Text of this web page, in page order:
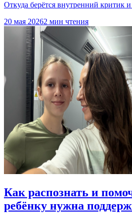
Откуда берётся внутренний критик
20 мая 20262 мин чтения
Как распознать и
ребёнку нужна